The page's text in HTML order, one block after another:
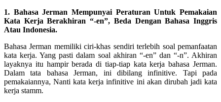
1. Bahasa Jerman Mempunyai Peraturan Untuk Pemakaian
Kata Kerja Berakhiran “-en”, Beda Dengan Bahasa Inggris
Atau Indonesia.
Bahasa Jerman memiliki ciri-khas sendiri terlebih soal pemanfaatan
kata kerja. Yang pasti dalam soal akhiran “-en” dan “-n”. Akhiran
layaknya itu hampir berada di tiap-tiap kata kerja bahasa Jerman.
Dalam tata bahasa Jerman, ini dibilang infinitive. Tapi pada
pemakaiannya, Nanti kata kerja infinitive ini akan dirubah jadi kata
kerja stamm.